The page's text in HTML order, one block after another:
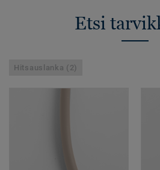
Etsi
Hitsauslanka (2)